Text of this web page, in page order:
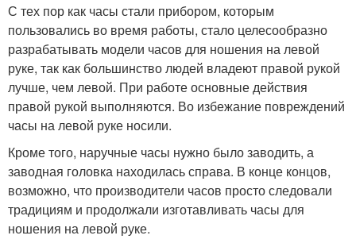
С тех пор как часы стали прибором, которым
пользовались во время работы, стало целесообразно
разрабатывать модели часов для ношения на левой
руке, так как большинство людей владеют правой рукой
лучше, чем левой. При работе основные действия
правой рукой выполняются. Во избежание повреждений
часы на левой руке носили.
Кроме того, наручные часы нужно было заводить, а
заводная головка находилась справа. В конце концов,
возможно, что производители часов просто следовали
традициям и продолжали изготавливать часы для
ношения на левой руке.